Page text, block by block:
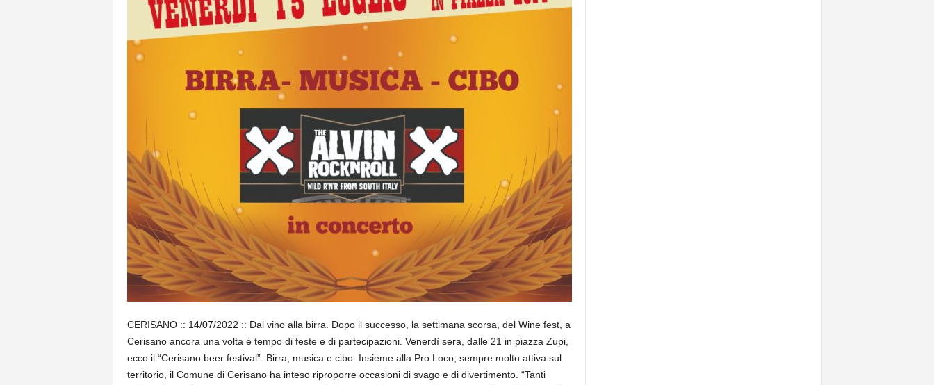
CERISANO :: 14/07/2022 :: Dal vino alla birra. Dopo il successo, la settimana scorsa, del Wine fest, a
Cerisano ancora una volta è tempo di feste e di partecipazioni. Venerdì sera, dalle 21 in piazza Zupi,
ecco il “Cerisano beer festival”. Birra, musica e cibo. Insieme alla Pro Loco, sempre molto attiva sul
territorio, il Comune di Cerisano ha inteso riproporre occasioni di svago e di divertimento. “Tanti